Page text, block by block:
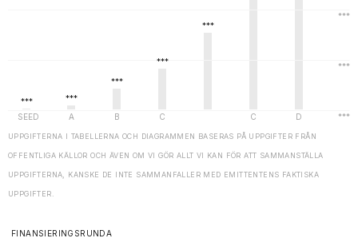
UPPGIFTERNA I TABELLERNA OCH DIAGRAMMEN BASERAS PÅ UPPGIFTER FRÅN
OFFENTLIGA KÄLLOR OCH ÄVEN OM VI GÖR ALLT VI KAN FÖR ATT SAMMANSTÄLLA
UPPGIFTERNA, KANSKE DE INTE SAMMANFALLER MED EMITTENTENS FAKTISKA
UPPGIFTER.
FINANSIERINGSRUNDA